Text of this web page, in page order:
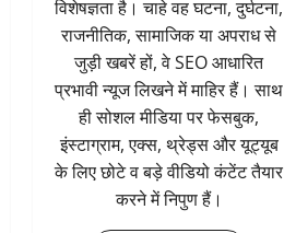
विशेषज्ञता है। चाहे वह घटना, दुर्घटना,
राजनीतिक, सामाजिक या अपराध से
जुड़ी खबरें हों, वे SEO आधारित
प्रभावी न्यूज लिखने में माहिर हैं। साथ
ही सोशल मीडिया पर फेसबुक,
इंस्टाग्राम, एक्स, थ्रेड्स और यूट्यूब
के लिए छोटे व बड़े वीडियो कंटेंट तैयार
करने में निपुण हैं।